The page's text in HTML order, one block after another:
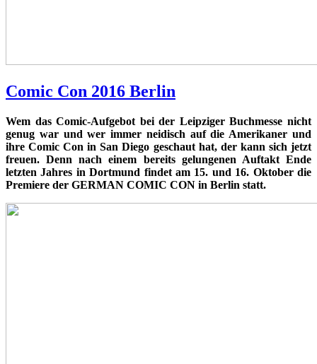
Comic Con 2016 Berlin
Wem das Comic-Aufgebot bei der Leipziger Buchmesse nicht
genug war und wer immer neidisch auf die Amerikaner und
ihre Comic Con in San Diego geschaut hat, der kann sich jetzt
freuen. Denn nach einem bereits gelungenen Auftakt Ende
letzten Jahres in Dortmund findet am 15. und 16. Oktober die
Premiere der GERMAN COMIC CON in Berlin statt.